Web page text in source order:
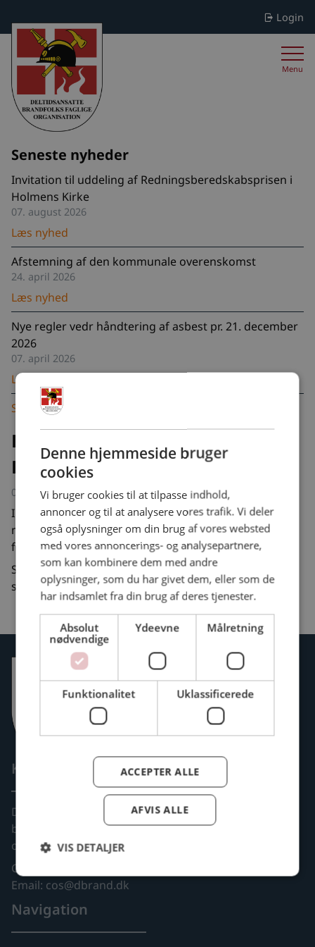
Login
Menu
Seneste nyheder
Invitation til uddeling af Redningsberedskabsprisen i
Holmens Kirke
07. august 2026
Læs nyhed
Afstemning af den kommunale overenskomst
24. april 2026
Læs nyhed
Nye regler vedr håndtering af asbest pr. 21. december
2026
07. april 2026
Læs nyhed
Se alle nyheder
Fornyelse af stort kørekort -
Falck ansatte
08. oktober 2025
I forbindelse med indgåelse af den nye overenskomst
mellem Dbrand og Falck, er refusion af udgifter til
fornyelse af stort kørekort overgået til Falck.
Så skal du have refunderet dine udgifter, så skal du
sende bilag til din stationsleder.
Kontakt
Deltidsansatte
brandfolks faglige
organisation
CVR: 77606912
Email: cos@dbrand.dk
Navigation
Denne hjemmeside bruger
cookies
Vi bruger cookies til at tilpasse indhold,
annoncer og til at analysere vores trafik. Vi deler
også oplysninger om din brug af vores websted
med vores annoncerings- og analysepartnere,
som kan kombinere dem med andre
oplysninger, som du har givet dem, eller som de
har indsamlet fra din brug af deres tjenester.
Absolut
nødvendige
Ydeevne Målretning
Funktionalitet Uklassificerede
ACCEPTER ALLE
AFVIS ALLE
VIS DETALJER